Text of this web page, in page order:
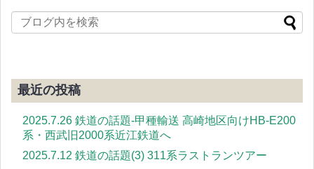
最近の投稿
2025.7.26 鉄道の話題-甲種輸送 高崎地区向けHB-E200
系・西武旧2000系近江鉄道へ
2025.7.12 鉄道の話題(3) 311系ラストランツアー